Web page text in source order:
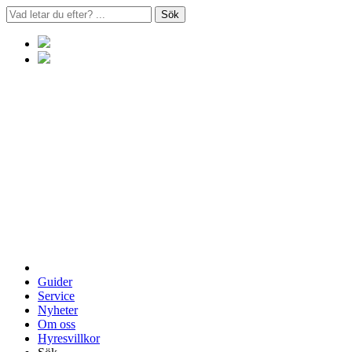
Sök
Guider
Service
Nyheter
Om oss
Hyresvillkor